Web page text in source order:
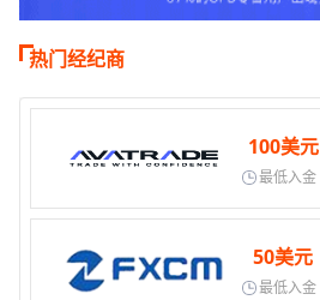
热门经纪商
100美元
最低入金
50美元
最低入金